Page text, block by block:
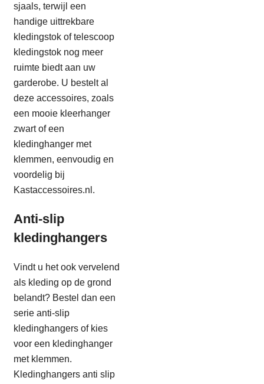
sjaals, terwijl een
handige uittrekbare
kledingstok of telescoop
kledingstok nog meer
ruimte biedt aan uw
garderobe. U bestelt al
deze accessoires, zoals
een mooie kleerhanger
zwart of een
kledinghanger met
klemmen, eenvoudig en
voordelig bij
Kastaccessoires.nl.
Anti-slip
kledinghangers
Vindt u het ook vervelend
als kleding op de grond
belandt? Bestel dan een
serie anti-slip
kledinghangers of kies
voor een kledinghanger
met klemmen.
Kledinghangers anti slip